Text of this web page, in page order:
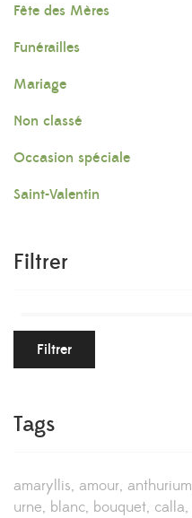
Fête des Mères
Funérailles
Mariage
Non classé
Occasion spéciale
Saint-Valentin
Filtrer
Filtrer
Tags
amaryllis amour anthurium
urne blanc bouquet calla